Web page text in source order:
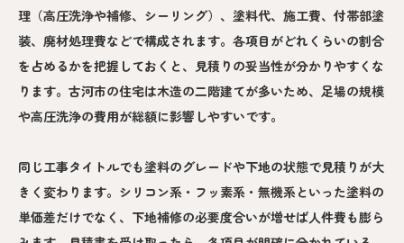
理（高圧洗浄や補修、シーリング）、塗料代、施工費、付帯部塗
装、廃材処理費などで構成されます。各項目がどれくらいの割合
を占めるかを把握しておくと、見積りの妥当性が分かりやすくな
ります。古河市の住宅は木造の二階建てが多いため、足場の規模
や高圧洗浄の費用が総額に影響しやすいです。
同じ工事タイトルでも塗料のグレードや下地の状態で見積りが大
きく変わります。シリコン系・フッ素系・無機系といった塗料の
単価差だけでなく、下地補修の必要度合いが増せば人件費も膨ら